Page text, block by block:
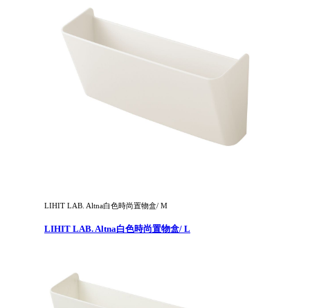
LIHIT LAB. Altna白色時尚置物盒/ M
LIHIT LAB. Altna白色時尚置物盒/ L